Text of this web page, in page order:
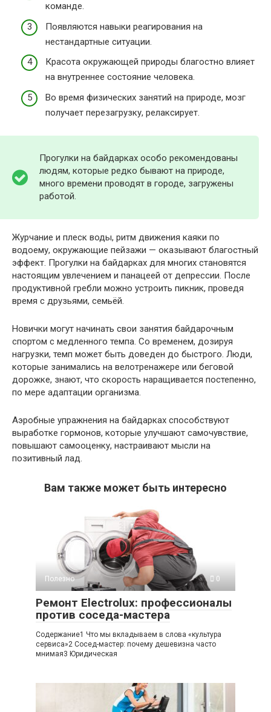
команде.
Появляются навыки реагирования на
нестандартные ситуации.
Красота окружающей природы благостно влияет
на внутреннее состояние человека.
Во время физических занятий на природе, мозг
получает перезагрузку, релаксирует.
Прогулки на байдарках особо рекомендованы
людям, которые редко бывают на природе,
много времени проводят в городе, загружены
работой.
Журчание и плеск воды, ритм движения каяки по
водоему, окружающие пейзажи — оказывают благостный
эффект. Прогулки на байдарках для многих становятся
настоящим увлечением и панацеей от депрессии. После
продуктивной гребли можно устроить пикник, проведя
время с друзьями, семьёй.
Новички могут начинать свои занятия байдарочным
спортом с медленного темпа. Со временем, дозируя
нагрузки, темп может быть доведен до быстрого. Люди,
которые занимались на велотренажере или беговой
дорожке, знают, что скорость наращивается постепенно,
по мере адаптации организма.
Аэробные упражнения на байдарках способствуют
выработке гормонов, которые улучшают самочувствие,
повышают самооценку, настраивают мысли на
позитивный лад.
Вам также может быть интересно
Полезно 0
Ремонт Electrolux: профессионалы
против соседа-мастера
Содержание1 Что мы вкладываем в слова «культура
сервиса»2 Сосед-мастер: почему дешевизна часто
мнимая3 Юридическая